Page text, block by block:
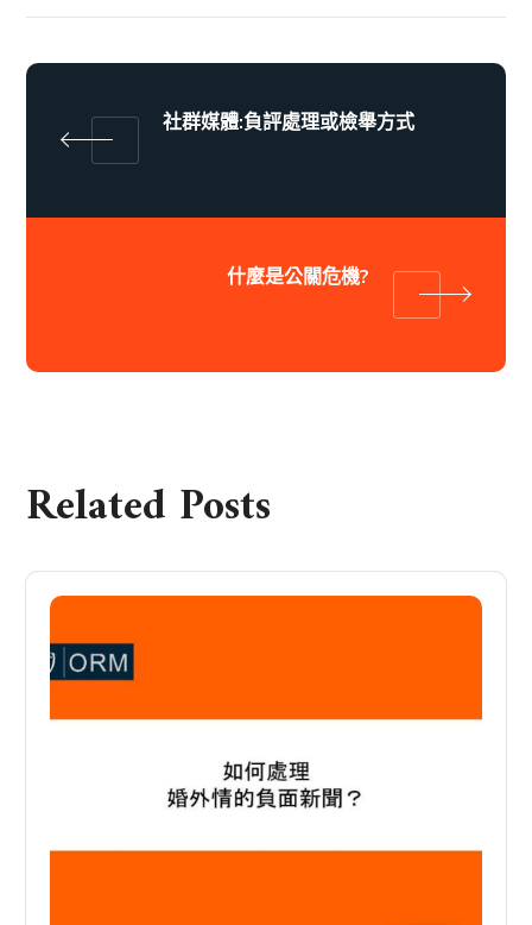
社群媒體:負評處理或檢舉方式
什麼是公關危機?
Related Posts